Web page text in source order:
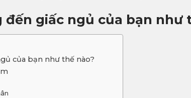
đến giấc ngủ của bạn như
của bạn như thế nào?